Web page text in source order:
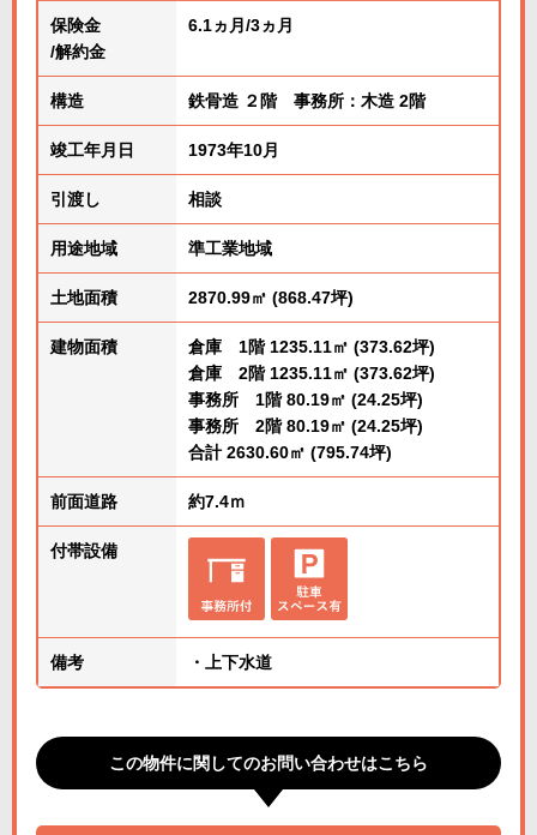
保険金
/解約金
6.1ヵ月/3ヵ月
構造 鉄骨造 ２階 事務所：木造 2階
竣工年月日 1973年10月
引渡し 相談
用途地域 準工業地域
土地面積 2870.99㎡ (868.47坪)
建物面積
倉庫 1階 1235.11㎡ (373.62坪)
倉庫 2階 1235.11㎡ (373.62坪)
事務所 1階 80.19㎡ (24.25坪)
事務所 2階 80.19㎡ (24.25坪)
合計 2630.60㎡ (795.74坪)
前面道路 約7.4ｍ
付帯設備
備考 ・上下水道
この物件に関してのお問い合わせはこちら